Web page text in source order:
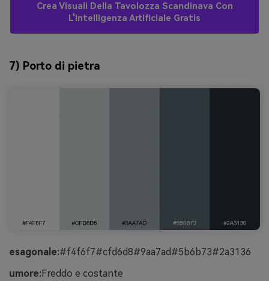
Crea Visuali Della Tavolozza Scandinava Con
L'intelligenza Artificiale Gratis
7) Porto di pietra
esagonale:#f4f6f7#cfd6d8#9aa7ad#5b6b73#2a3136
umore:Freddo e costante